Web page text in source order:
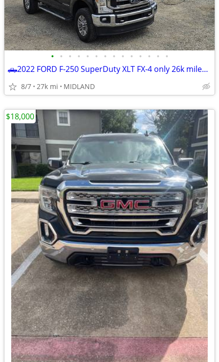
• • • • • • • • • • • • • •
🛻2022 FORD F-250 SuperDuty XLT FX-4 only 26k miles *BEST DEAL ZERO GAMES *☎
8/7 27k mi MIDLAND
$18,000